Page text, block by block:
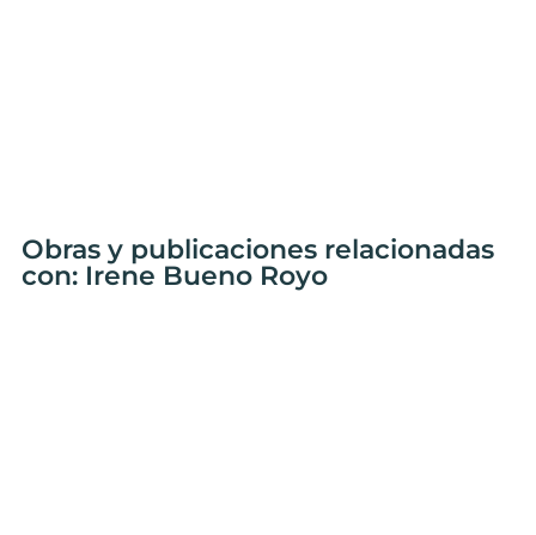
Obras y publicaciones relacionadas
con: Irene Bueno Royo